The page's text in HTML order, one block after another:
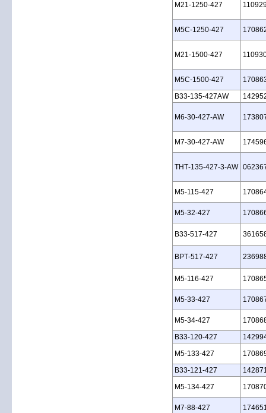
M21‑1250‑427
M5C‑1250‑427
M21‑1500‑427
M5C‑1500‑427
B33‑135‑427AW
M6‑30‑427‑AW
M7‑30‑427‑AW
THT‑135‑427‑3‑AW
M5‑115‑427
M5‑32‑427
B33‑517‑427
BPT‑517‑427
M5‑116‑427
M5‑33‑427
M5‑34‑427
B33‑120‑427
M5‑133‑427
B33‑121‑427
M5‑134‑427
M7‑88‑427